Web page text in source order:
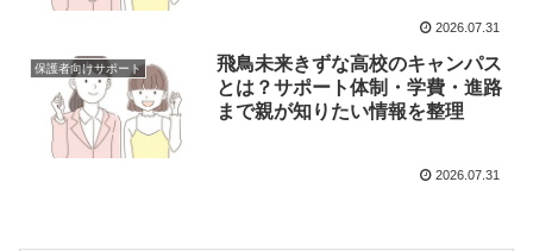
2026.07.31
保護者向けサポート
飛鳥未来きずな高校のキャンパス
とは？サポート体制・学費・進路
まで親が知りたい情報を整理
2026.07.31